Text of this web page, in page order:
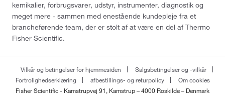
kemikalier, forbrugsvarer, udstyr, instrumenter, diagnostik og
meget mere - sammen med enestående kundepleje fra et
brancheførende team, der er stolt af at være en del af Thermo
Fisher Scientific.
Vilkår og betingelser for hjemmesiden
Salgsbetingelser og -vilkår
Fortrolighedserklæring
afbestillings- og returpolicy
Om cookies
Fisher Scientific - Kamstrupvej 91, Kamstrup – 4000 Roskilde – Denmark